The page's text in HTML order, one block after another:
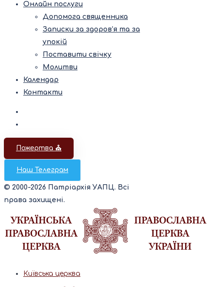
Онлайн послуги
Допомога священника
Записки за здоров’я та за
упокій
Поставити свічку
Молитви
Календар
Контакти
Пожертва ⛪️
Наш Телеграм
© 2000-2026 Патріархія УАПЦ. Всі
права захищені.
Київська церква